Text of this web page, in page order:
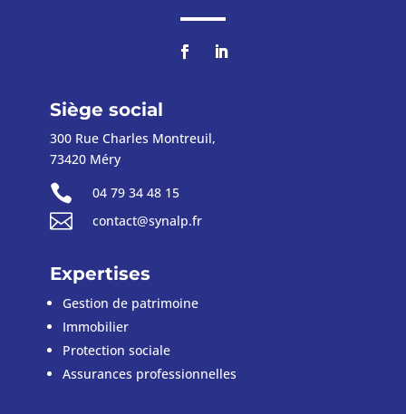
Siège social
300 Rue Charles Montreuil,
73420 Méry
 04 79 34 48 15
 contact@synalp.fr
Expertises
Gestion de patrimoine
Immobilier
Protection sociale
Assurances professionnelles